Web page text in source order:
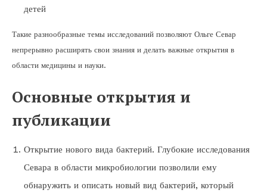
детей
Такие разнообразные темы исследований позволяют Ольге Севар
непрерывно расширять свои знания и делать важные открытия в
области медицины и науки.
Основные открытия и
публикации
Открытие нового вида бактерий. Глубокие исследования
Севара в области микробиологии позволили ему
обнаружить и описать новый вид бактерий, который